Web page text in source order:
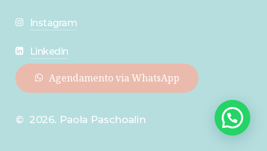
Instagram
Linkedin
Agendamento via WhatsApp
© 2026. Paola Paschoalin